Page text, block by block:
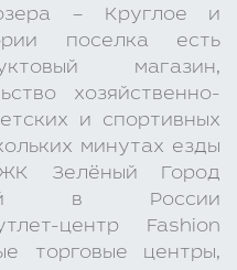
– Круглое и
поселка есть
магазин,
хозяйственно-
и спортивных
минутах езды
Зелёный Город
в России
центр Fashion
торговые центры,